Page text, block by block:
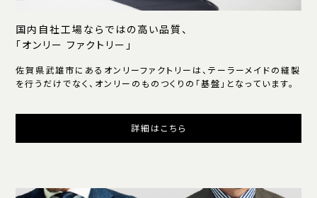
国内自社工場ならではの高い品質、
「オンリー ファクトリー」
佐賀県武雄市にあるオンリーファクトリーは、テーラーメイドの縫製
を行うだけでなく、オンリーのものつくりの「基盤」となっています。
詳細はこちら